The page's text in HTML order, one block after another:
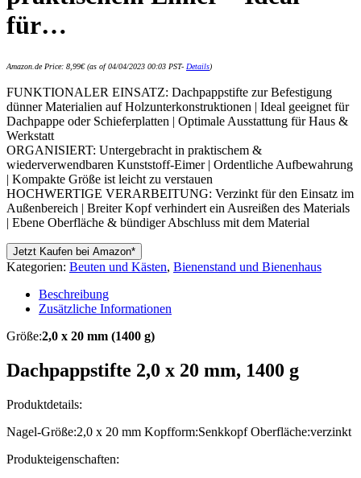
für…
Amazon.de Price: 8,99€(as of 04/04/2023 00:03 PST- Details)
FUNKTIONALER EINSATZ: Dachpappstifte zur Befestigung
dünner Materialien auf Holzunterkonstruktionen | Ideal geeignet für
Dachpappe oder Schieferplatten | Optimale Ausstattung für Haus &
Werkstatt
ORGANISIERT: Untergebracht in praktischem &
wiederverwendbaren Kunststoff-Eimer | Ordentliche Aufbewahrung
| Kompakte Größe ist leicht zu verstauen
HOCHWERTIGE VERARBEITUNG: Verzinkt für den Einsatz im
Außenbereich | Breiter Kopf verhindert ein Ausreißen des Materials
| Ebene Oberfläche & bündiger Abschluss mit dem Material
Jetzt Kaufen bei Amazon*
Kategorien: Beuten und Kästen, Bienenstand und Bienenhaus
Beschreibung
Zusätzliche Informationen
Größe:2,0 x 20 mm (1400 g)
Dachpappstifte 2,0 x 20 mm, 1400 g
Produktdetails:
Nagel-Größe:2,0 x 20 mm Kopfform:Senkkopf Oberfläche:verzinkt
Produkteigenschaften: